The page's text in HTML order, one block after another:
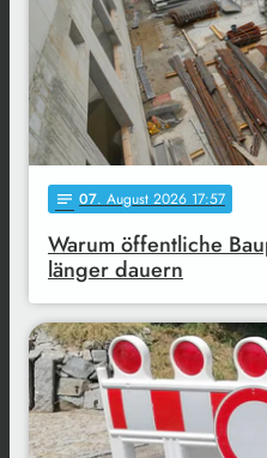
notes 07. August 2026 17:57
Warum öffentliche
länger dauern